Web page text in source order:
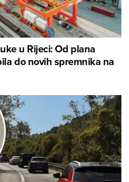
u Rijeci: Od plana
do novih spremnika na